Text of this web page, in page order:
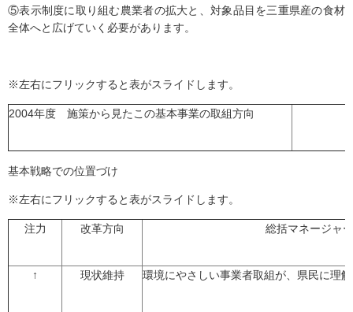
⑤表示制度に取り組む農業者の拡大と、対象品目を三重県産の食材
全体へと広げていく必要があります。
※左右にフリックすると表がスライドします。
2004年度 施策から見たこの基本事業の取組方向
基本戦略での位置づけ
※左右にフリックすると表がスライドします。
注力 改革方向 総括マネージャ
↑ 現状維持 環境にやさしい事業者取組が、県民に理